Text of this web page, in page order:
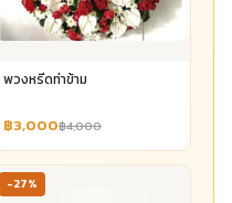
พวงหรีดท่าข้าม
฿3,000฿4,000
-27%